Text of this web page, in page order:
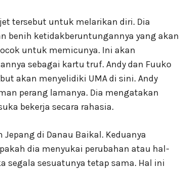
tersebut untuk melarikan diri. Dia
benih ketidakberuntungannya yang akan
untuk memicunya. Ini akan
sebagai kartu truf. Andy dan Fuuko
akan menyelidiki UMA di sini. Andy
perang lamanya. Dia mengatakan
bekerja secara rahasia.
di Danau Baikal. Keduanya
dia menyukai perubahan atau hal-
segala sesuatunya tetap sama. Hal ini